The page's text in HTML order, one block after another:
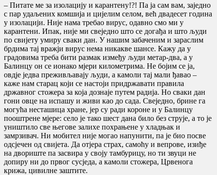
– Питате ме за изолацију и карантену!?! Па ја сам вам, заједно
с пар удаљених комшија и цијелим селом, већ двадесет година
у изолацији. Није нама требао вирус, одавно смо ми у
карантени. Ипак, није ми свеједно што се догађа и што људи
по свијету умиру сваки дан. У нашим забаченим и зараслим
брдима тај вражји вирус нема никакве шансе. Кажу да у
градовима треба бити размак између људи метар-два, а у
Балинцу он се ионако мјери километрима. Не бојим се ја,
овдје једва преживљавају људи, а камоли тај мали ђавао –
каже нам старац који се настоји придржавати правила
државног стожера за која дознаје путем радија. Но сваки дан
гони овце на испашу и живи као до сада. Свеједно, брине га
могућа несташица хране, јер су ради короне и у Балинцу
пооштрене мјере: село је тако шест дана било без струје, а то је
уништило све његове залихе похрањене у хладњак и
замрзивач. Ни мобител није могао напунити, па је био посве
одсјечен од свијета. Да отјера страх, самоћу и вепрове, изиђе
на двориште па засвира у своју тамбурицу, но ти звуци не
допиру ни до првог сусједа, а камоли стожера, Црвенога
крижа, цивилне заштите.